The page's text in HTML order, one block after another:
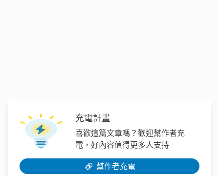
充電計畫
喜歡這篇文章嗎？歡迎幫作者充
電，好內容值得更多人支持
幫作者充電